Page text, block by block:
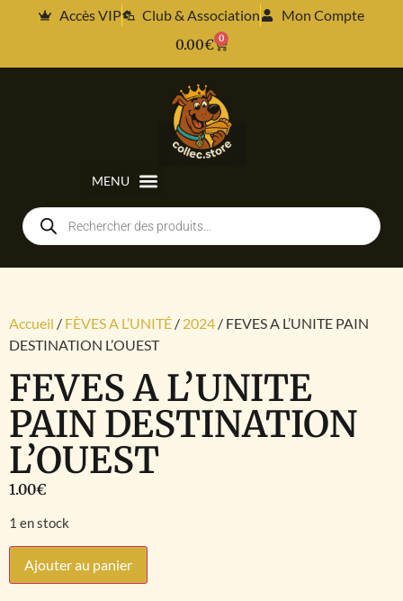
Accès VIP Club & Association
Mon Compte
0.00€ 0
Accueil / FÈVES A L’UNITÉ / 2024 / FEVES A L’UNITE PAIN
DESTINATION L’OUEST
FEVES A L’UNITE
PAIN DESTINATION
L’OUEST
1.00€
1 en stock
Ajouter au panier